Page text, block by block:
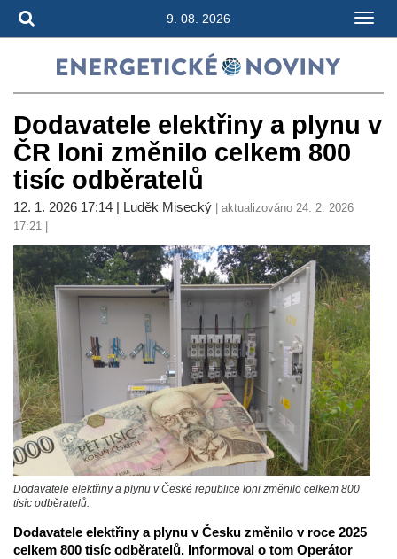
9. 08. 2026
Dodavatele elektřiny a plynu v
ČR loni změnilo celkem 800
tisíc odběratelů
12. 1. 2026 17:14 | Luděk Misecký | aktualizováno 24. 2. 2026
17:21 |
Dodavatele elektřiny a plynu v České republice loni změnilo celkem 800
tisíc odběratelů.
Dodavatele elektřiny a plynu v Česku změnilo v roce 2025
celkem 800 tisíc odběratelů. Informoval o tom Operátor